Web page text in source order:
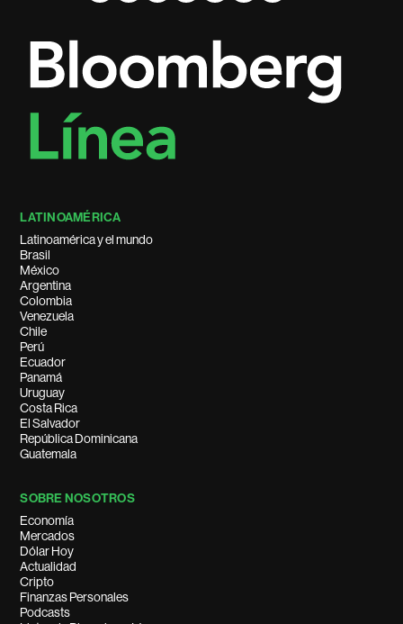
LATINOAMÉRICA
Latinoamérica y el mundo
Brasil
México
Argentina
Colombia
Venezuela
Chile
Perú
Ecuador
Panamá
Uruguay
Costa Rica
El Salvador
República Dominicana
Guatemala
SOBRE NOSOTROS
Economía
Mercados
Dólar Hoy
Actualidad
Cripto
Finanzas Personales
Podcasts